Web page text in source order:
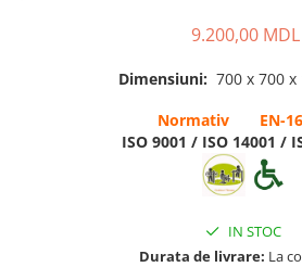
9.200,00 MDL
Dimensiuni: 700 x 700
Normativ EN-
ISO 9001 / ISO 14001 /
IN STOC
Durata de livrare: La